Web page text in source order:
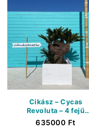
Cikász – Cycas
Revoluta – 4 fejű
Japán Cikász – Extra
635000 Ft